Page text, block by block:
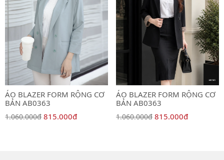
ÁO BLAZER FORM RỘNG CƠ
BẢN AB0363
1.060.000đ 815.000đ
ÁO BLAZER FORM RỘNG CƠ
BẢN AB0363
1.060.000đ 815.000đ